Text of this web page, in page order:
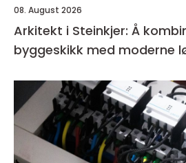
08. August 2026
Arkitekt i Steinkjer: Å
byggeskikk med moderne